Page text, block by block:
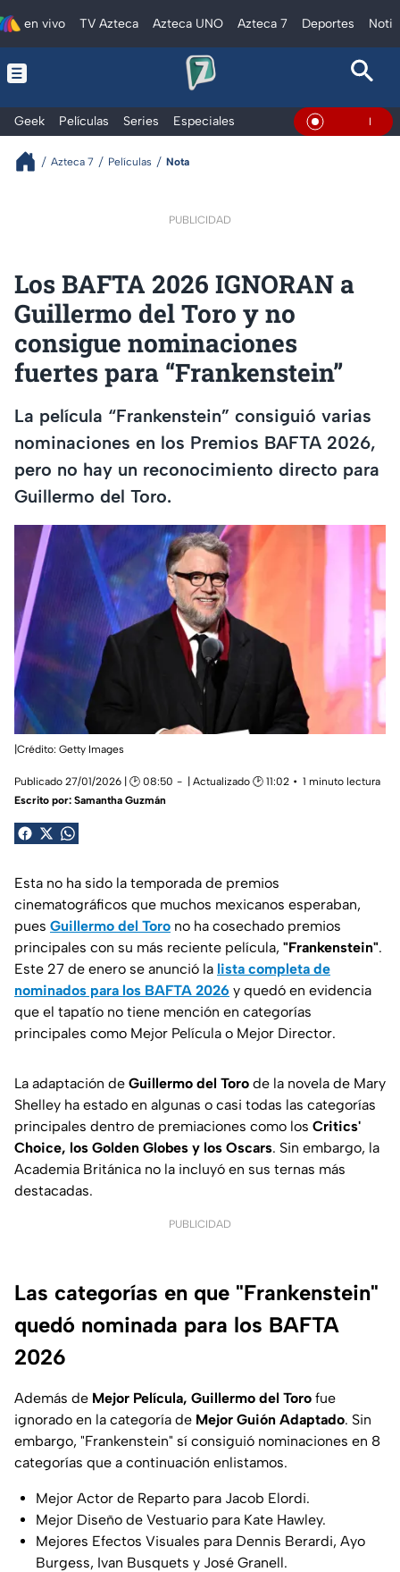
en vivo TV Azteca Azteca UNO Azteca 7 Deportes
Geek Películas Series Especiales En Vivo
Azteca 7 Películas Nota
PUBLICIDAD
Los BAFTA 2026 IGNORAN a
Guillermo del Toro y no
consigue nominaciones
fuertes para “Frankenstein”
La película “Frankenstein” consiguió varias
nominaciones en los Premios BAFTA 2026,
pero no hay un reconocimiento directo para
Guillermo del Toro.
|Crédito: Getty Images
Publicado 27/01/2026 | 🕑 08:50 | Actualizado 🕑 11:02
1 minuto lectura
Escrito por: Samantha Guzmán
Esta no ha sido la temporada de premios
cinematográficos que muchos mexicanos esperaban,
pues Guillermo del Toro no ha cosechado premios
principales con su más reciente película, "Frankenstein".
Este 27 de enero se anunció la lista completa de
nominados para los BAFTA 2026 y quedó en evidencia
que el tapatío no tiene mención en categorías
principales como Mejor Película o Mejor Director.
La adaptación de Guillermo del Toro de la novela de Mary
Shelley ha estado en algunas o casi todas las categorías
principales dentro de premiaciones como los Critics'
Choice, los Golden Globes y los Oscars. Sin embargo, la
Academia Británica no la incluyó en sus ternas más
destacadas.
PUBLICIDAD
Las categorías en que "Frankenstein"
quedó nominada para los BAFTA
2026
Además de Mejor Película, Guillermo del Toro fue
ignorado en la categoría de Mejor Guión Adaptado. Sin
embargo, "Frankenstein" sí consiguió nominaciones en 8
categorías que a continuación enlistamos.
Mejor Actor de Reparto para Jacob Elordi.
Mejor Diseño de Vestuario para Kate Hawley.
Mejores Efectos Visuales para Dennis Berardi, Ayo
Burgess, Ivan Busquets y José Granell.